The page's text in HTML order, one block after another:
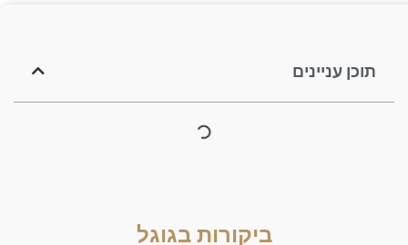
תוכן עניינים
ביקורות בגוגל